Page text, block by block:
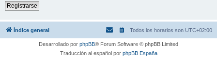
Registrarse
Índice general Todos los horarios son UTC+02:00
Desarrollado por phpBB® Forum Software © phpBB Limited
Traducción al español por phpBB España